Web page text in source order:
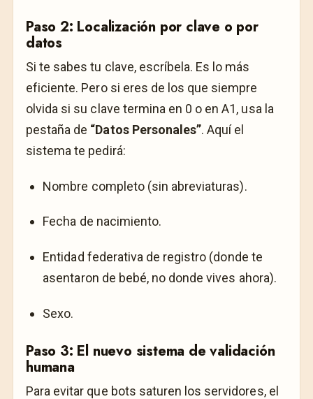
Paso 2: Localización por clave o por
datos
Si te sabes tu clave, escríbela. Es lo más
eficiente. Pero si eres de los que siempre
olvida si su clave termina en 0 o en A1, usa la
pestaña de “Datos Personales”. Aquí el
sistema te pedirá:
Nombre completo (sin abreviaturas).
Fecha de nacimiento.
Entidad federativa de registro (donde te
asentaron de bebé, no donde vives ahora).
Sexo.
Paso 3: El nuevo sistema de validación
humana
Para evitar que bots saturen los servidores, el